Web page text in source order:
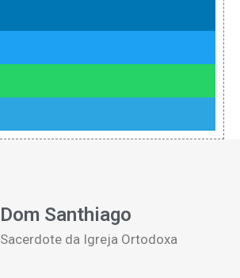
Dom Santhiago
Sacerdote da Igreja Ortodoxa